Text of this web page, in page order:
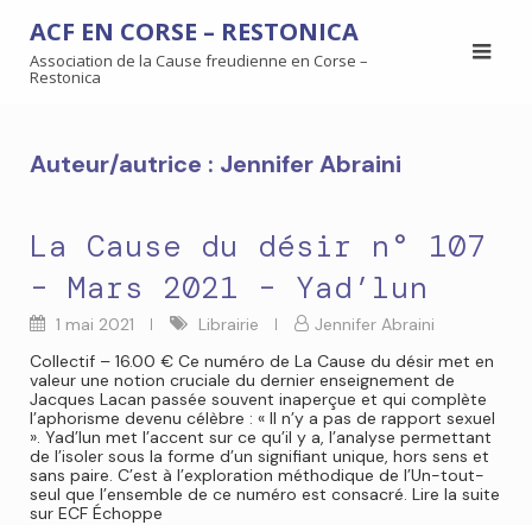
ACF EN CORSE – RESTONICA
Association de la Cause freudienne en Corse –
Restonica
Auteur/autrice : Jennifer Abraini
La Cause du désir n° 107
– Mars 2021 – Yad’lun
1 mai 2021 Librairie
Jennifer Abraini
Collectif – 16.00 € Ce numéro de La Cause du désir met en
valeur une notion cruciale du dernier enseignement de
Jacques Lacan passée souvent inaperçue et qui complète
l’aphorisme devenu célèbre : « Il n’y a pas de rapport sexuel
». Yad’lun met l’accent sur ce qu’il y a, l’analyse permettant
de l’isoler sous la forme d’un signifiant unique, hors sens et
sans paire. C’est à l’exploration méthodique de l’Un-tout-
seul que l’ensemble de ce numéro est consacré. Lire la suite
sur ECF Échoppe